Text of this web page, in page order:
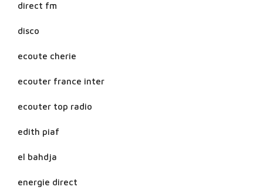
direct fm
disco
ecoute cherie
ecouter france inter
ecouter top radio
edith piaf
el bahdja
energie direct